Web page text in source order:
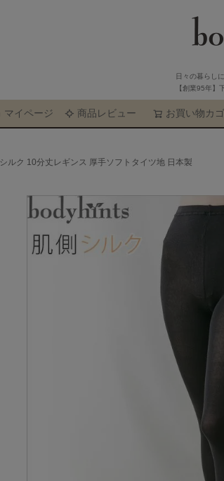
日々の暮らし
【創業95年】
マイページ 商品レビュー お買い物カ
シルク 10分丈レギンス 厚手ソフトタイツ地 日本製